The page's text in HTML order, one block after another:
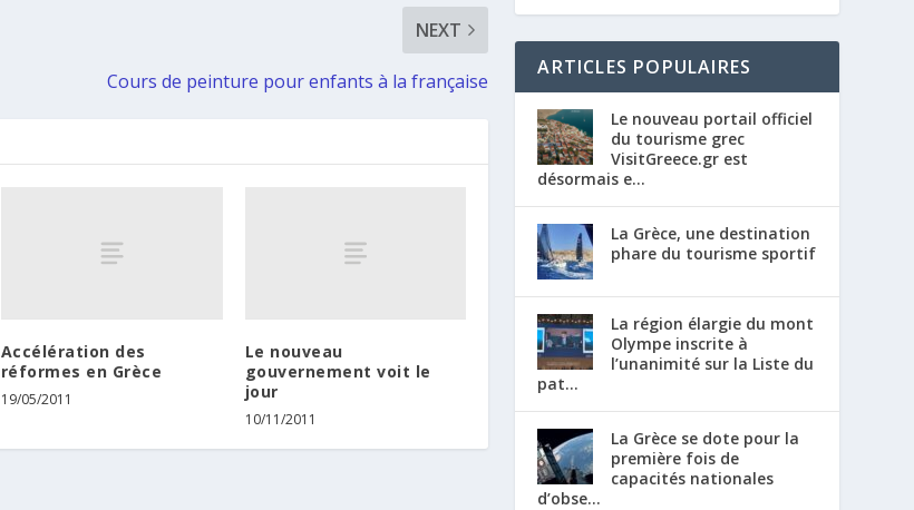
NEXT
Cours de peinture pour enfants à la française
Accélération des
réformes en Grèce
19/05/2011
Le nouveau
gouvernement voit le
jour
10/11/2011
ARTICLES POPULAIRES
Le nouveau portail officiel
du tourisme grec
VisitGreece.gr est
désormais e...
La Grèce, une destination
phare du tourisme sportif
La région élargie du mont
Olympe inscrite à
l’unanimité sur la Liste du
pat...
La Grèce se dote pour la
première fois de
capacités nationales
d’obse...